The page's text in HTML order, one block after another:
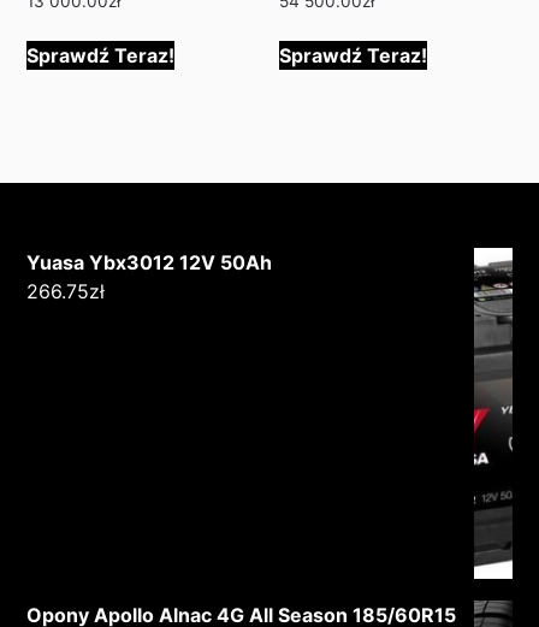
Sprawdź Teraz! Sprawdź Teraz!
Yuasa Ybx3012 12V 50Ah
266.75zł
Opony Apollo Alnac 4G All Season 185/60R15